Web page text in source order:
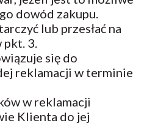
dowód zakupu.
lub przesłać na
3.
się do
reklamacji w terminie
w reklamacji
Klienta do jej